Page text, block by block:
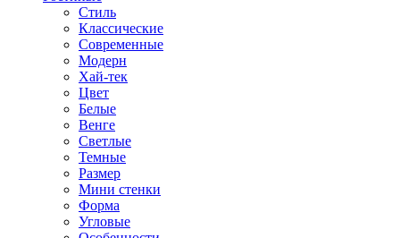
Стиль
Классические
Современные
Модерн
Хай-тек
Цвет
Белые
Венге
Светлые
Темные
Размер
Мини стенки
Форма
Угловые